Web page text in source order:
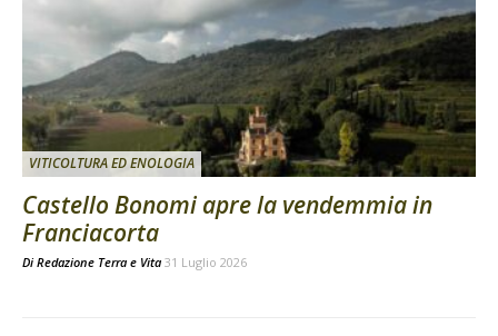
VITICOLTURA ED ENOLOGIA
Castello Bonomi apre la vendemmia in
Franciacorta
Di Redazione Terra e Vita 31 Luglio 2026